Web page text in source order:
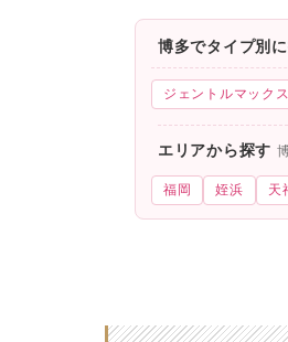
博多でタイプ別
ジェントルマック
エリアから探す
福岡 姪浜 天